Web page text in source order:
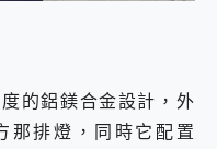
的鋁鎂合金設計，外
那排燈，同時它配置